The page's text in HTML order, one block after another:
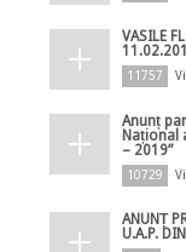
VASILE
11757
Anunț
Național
– 2019”
10729
ANUNȚ
U.A.P.